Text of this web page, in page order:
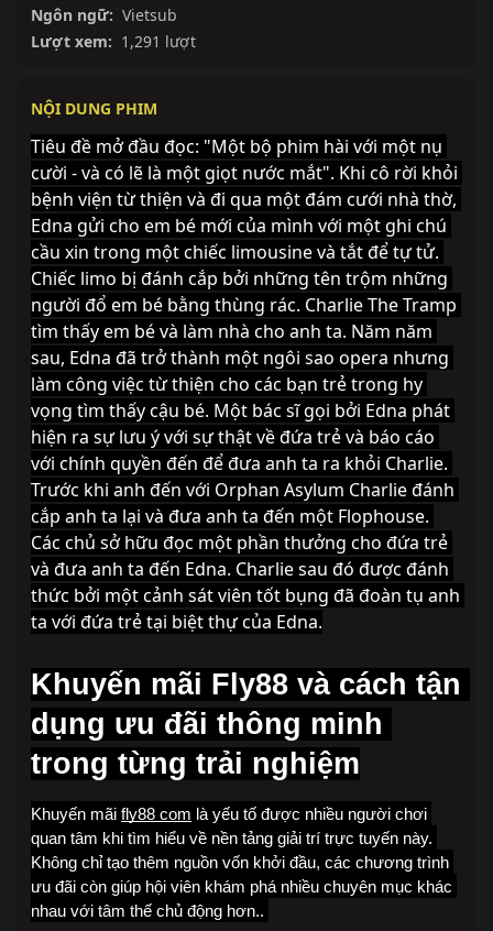
Ngôn ngữ: Vietsub
Lượt xem: 1,291 lượt
NỘI DUNG PHIM
Tiêu đề mở đầu đọc: "Một bộ phim hài với một nụ
cười - và có lẽ là một giọt nước mắt". Khi cô rời khỏi
bệnh viện từ thiện và đi qua một đám cưới nhà thờ,
Edna gửi cho em bé mới của mình với một ghi chú
cầu xin trong một chiếc limousine và tắt để tự tử.
Chiếc limo bị đánh cắp bởi những tên trộm những
người đổ em bé bằng thùng rác. Charlie The Tramp
tìm thấy em bé và làm nhà cho anh ta. Năm năm
sau, Edna đã trở thành một ngôi sao opera nhưng
làm công việc từ thiện cho các bạn trẻ trong hy
vọng tìm thấy cậu bé. Một bác sĩ gọi bởi Edna phát
hiện ra sự lưu ý với sự thật về đứa trẻ và báo cáo
với chính quyền đến để đưa anh ta ra khỏi Charlie.
Trước khi anh đến với Orphan Asylum Charlie đánh
cắp anh ta lại và đưa anh ta đến một Flophouse.
Các chủ sở hữu đọc một phần thưởng cho đứa trẻ
và đưa anh ta đến Edna. Charlie sau đó được đánh
thức bởi một cảnh sát viên tốt bụng đã đoàn tụ anh
ta với đứa trẻ tại biệt thự của Edna.
Khuyến mãi Fly88 và cách tận
dụng ưu đãi thông minh
trong từng trải nghiệm
Khuyến mãi fly88 com là yếu tố được nhiều người chơi
quan tâm khi tìm hiểu về nền tảng giải trí trực tuyến này.
Không chỉ tạo thêm nguồn vốn khởi đầu, các chương trình
ưu đãi còn giúp hội viên khám phá nhiều chuyên mục khác
nhau với tâm thế chủ động hơn..